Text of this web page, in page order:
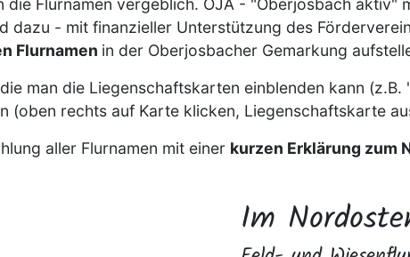
die Flurnamen vergeblich. OJA - "Oberjosbach aktiv"
dazu - mit finanzieller Unterstützung des
Flurnamen in der Oberjosbacher Gemarkung
man die Liegenschaftskarten einblenden kann (z.B.
(oben rechts auf Karte klicken, Liegenschaftskarte
aller Flurnamen mit einer kurzen Erklärung zum
Im